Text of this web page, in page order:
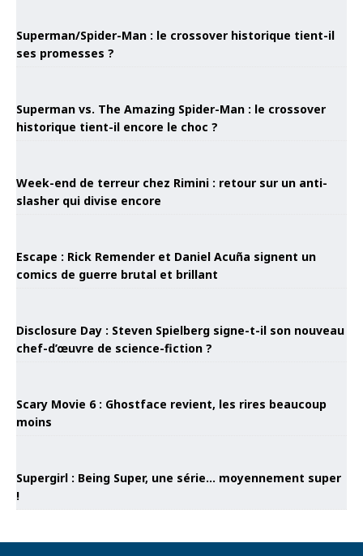
Superman/Spider-Man : le crossover historique tient-il
ses promesses ?
Superman vs. The Amazing Spider-Man : le crossover
historique tient-il encore le choc ?
Week-end de terreur chez Rimini : retour sur un anti-
slasher qui divise encore
Escape : Rick Remender et Daniel Acuña signent un
comics de guerre brutal et brillant
Disclosure Day : Steven Spielberg signe-t-il son nouveau
chef-d’œuvre de science-fiction ?
Scary Movie 6 : Ghostface revient, les rires beaucoup
moins
Supergirl : Being Super, une série… moyennement super
!